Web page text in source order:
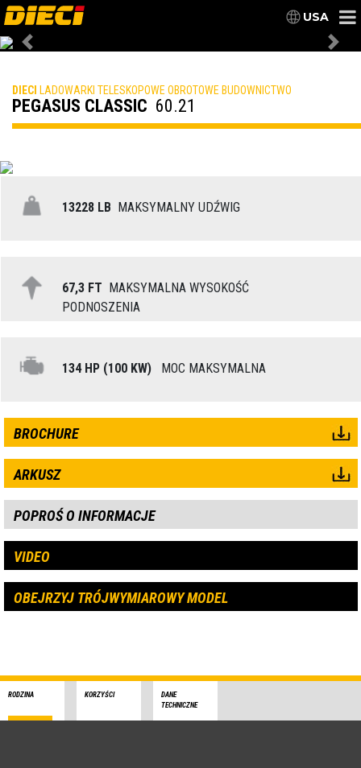
USA
Previous
DIECI LADOWARKI TELESKOPOWE OBROTOWE BUDOWNICTWO
PEGASUS CLASSIC 60.21
13228 LB MAKSYMALNY UDŹWIG
67,3 FT MAKSYMALNA WYSOKOŚĆ
PODNOSZENIA
134 HP (100 KW) MOC MAKSYMALNA
BROCHURE
ARKUSZ
POPROŚ O INFORMACJE
VIDEO
OBEJRZYJ TRÓJWYMIAROWY MODEL
RODZINA KORZYŚCI
DANE
TECHNICZNE